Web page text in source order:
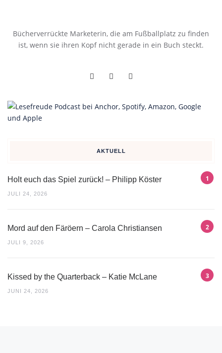
Bücherverrückte Marketerin, die am Fußballplatz zu finden
ist, wenn sie ihren Kopf nicht gerade in ein Buch steckt.
AKTUELL
Holt euch das Spiel zurück! – Philipp Köster
JULI 24, 2026
Mord auf den Färöern – Carola Christiansen
JULI 9, 2026
Kissed by the Quarterback – Katie McLane
JUNI 24, 2026